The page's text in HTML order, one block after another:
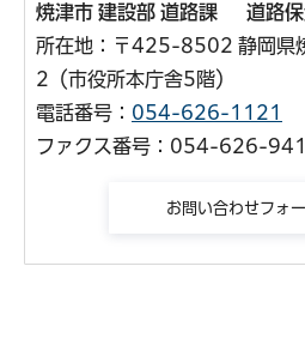
焼津市 建設部 道路課 道路保
所在地：〒425-8502 静岡県
2（市役所本庁舎5階）
電話番号： 054-626-1121
ファクス番号：054-626-